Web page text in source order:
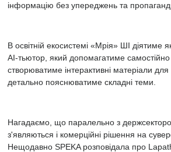
інформацію без упереджень та
В освітній екосистемі «Мрія» ШІ діятиме
AI-тьютор, який допомагатиме самостійно
створюватиме інтерактивні матеріали для
детально пояснюватиме складні теми.
Нагадаємо, що паралельно з
з'являються і комерційні рішення на
Нещодавно SPEKA розповідала про